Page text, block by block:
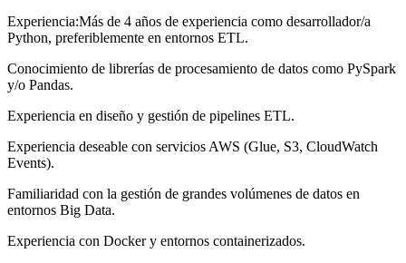
Experiencia:Más de 4 años de experiencia como desarrollador/a
Python, preferiblemente en entornos ETL.
Conocimiento de librerías de procesamiento de datos como PySpark
y/o Pandas.
Experiencia en diseño y gestión de pipelines ETL.
Experiencia deseable con servicios AWS (Glue, S3, CloudWatch
Events).
Familiaridad con la gestión de grandes volúmenes de datos en
entornos Big Data.
Experiencia con Docker y entornos containerizados.